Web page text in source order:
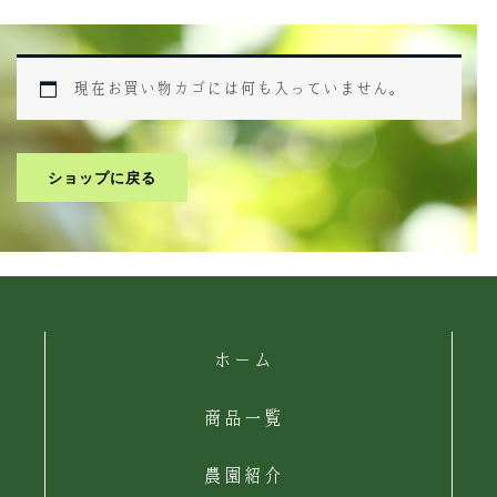
現在お買い物カゴには何も入っていません。
ショップに戻る
ホーム
商品一覧
農園紹介